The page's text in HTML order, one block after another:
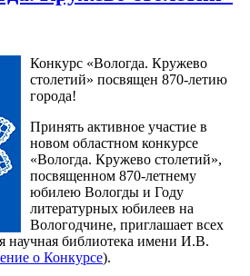
Конкурс «Вологда. Кружево
столетий» посвящен 870-летию
города!
Принять активное участие в
новом областном конкурсе
«Вологда. Кружево столетий»,
посвященном 870-летнему
юбилею Вологды и Году
литературных юбилеев на
Вологодчине, приглашает всех
научная библиотека имени И.В.
о Конкурсе).